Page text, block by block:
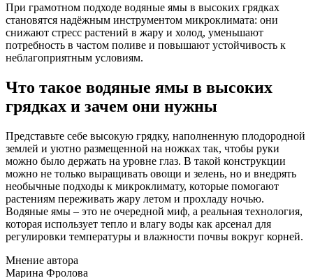
При грамотном подходе водяные ямы в высоких грядках
становятся надёжным инструментом микроклимата: они
снижают стресс растений в жару и холод, уменьшают
потребность в частом поливе и повышают устойчивость к
неблагоприятным условиям.
Что такое водяные ямы в высоких
грядках и зачем они нужны
Представьте себе высокую грядку, наполненную плодородной
землей и уютно размещенной на ножках так, чтобы руки
можно было держать на уровне глаз. В такой конструкции
можно не только выращивать овощи и зелень, но и внедрять
необычные подходы к микроклимату, которые помогают
растениям переживать жару летом и прохладу ночью.
Водяные ямы – это не очередной миф, а реальная технология,
которая использует тепло и влагу воды как арсенал для
регулировки температуры и влажности почвы вокруг корней.
Мнение автора
Марина Фролова